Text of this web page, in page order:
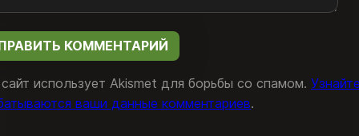
использует Akismet для борьбы со спамом.
ваши данные комментариев.